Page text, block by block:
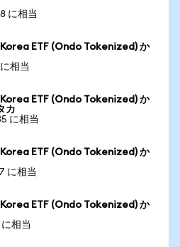
に相当
ETF (Ondo Tokenized) か
相当
ETF (Ondo Tokenized) か
カ
に相当
ETF (Ondo Tokenized) か
に相当
ETF (Ondo Tokenized) か
相当